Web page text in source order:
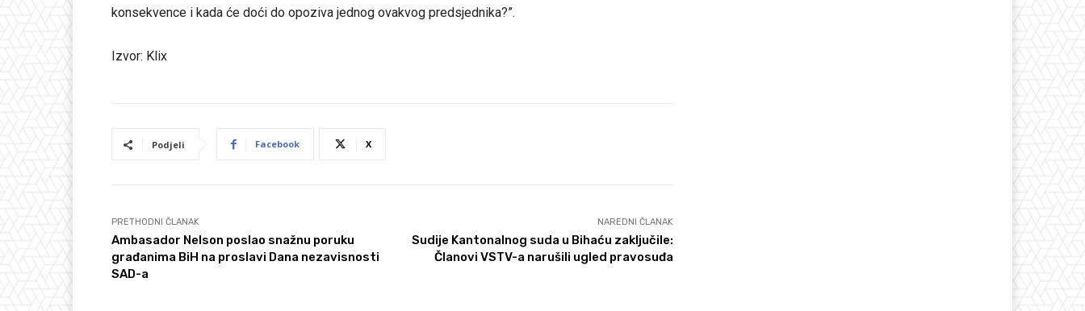
konsekvence i kada će doći do opoziva jednog ovakvog predsjednika?”.
Izvor: Klix
Podjeli Facebook X
PRETHODNI ČLANAK
Ambasador Nelson poslao snažnu poruku
građanima BiH na proslavi Dana nezavisnosti
SAD-a
NAREDNI ČLANAK
Sudije Kantonalnog suda u Bihaću zaključile:
Članovi VSTV-a narušili ugled pravosuđa